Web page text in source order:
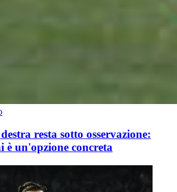
resta sotto osservazione:
un'opzione concreta